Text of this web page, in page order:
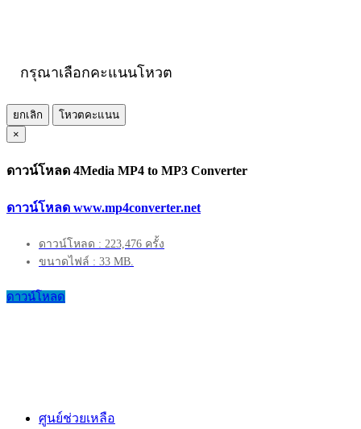
กรุณาเลือกคะแนนโหวต
ยกเลิก
โหวตคะแนน
×
ดาวน์โหลด 4Media MP4 to MP3 Converter
ดาวน์โหลด www.mp4converter.net
ดาวน์โหลด : 223,476 ครั้ง
ขนาดไฟล์ : 33 MB.
ดาวน์โหลด
ศูนย์ช่วยเหลือ